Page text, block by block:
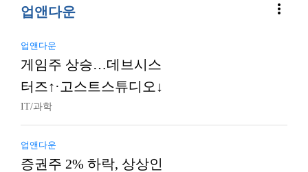
업앤다운 more_vert
업앤다운
게임주 상승…데브시스
터즈↑·고스트스튜디오↓
IT/과학
업앤다운
증권주 2% 하락, 상상인